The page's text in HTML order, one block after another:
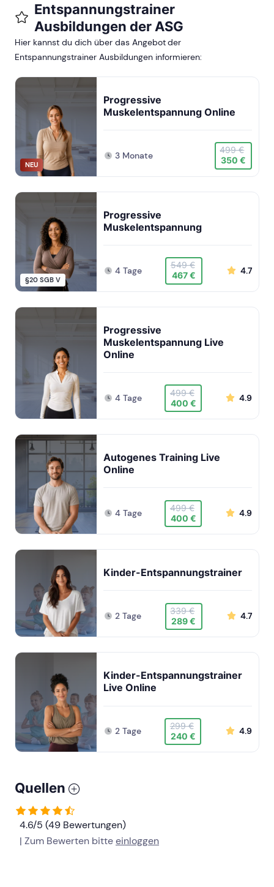
Entspannungstrainer
Ausbildungen der ASG
Hier kannst du dich über das Angebot der
Entspannungstrainer Ausbildungen informieren:
NEU
Progressive
Muskelentspannung Online
3 Monate
499 €
350 €
§20 SGB V
Progressive
Muskelentspannung
4 Tage
549 €
467 €
4.7
Progressive
Muskelentspannung Live
Online
4 Tage
499 €
400 €
4.9
Autogenes Training Live
Online
4 Tage
499 €
400 €
4.9
Kinder-Entspannungstrainer
2 Tage
339 €
289 €
4.7
Kinder-Entspannungstrainer
Live Online
2 Tage
299 €
240 €
4.9
Quellen
4.6/5 (49 Bewertungen)
| Zum Bewerten bitteeinloggen